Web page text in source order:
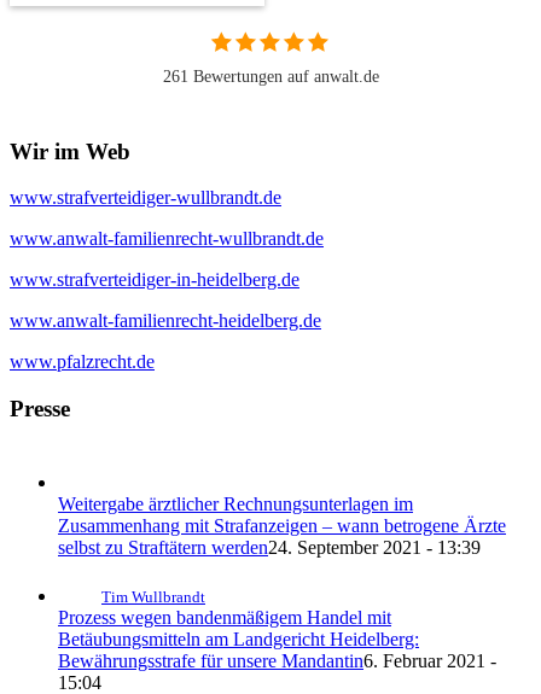
261 Bewertungen auf anwalt.de
Wir im Web
www.strafverteidiger-wullbrandt.de
www.anwalt-familienrecht-wullbrandt.de
www.strafverteidiger-in-heidelberg.de
www.anwalt-familienrecht-heidelberg.de
www.pfalzrecht.de
Presse
Weitergabe ärztlicher Rechnungsunterlagen im
Zusammenhang mit Strafanzeigen – wann betrogene Ärzte
selbst zu Straftätern werden24. September 2021 - 13:39
Tim Wullbrandt
Prozess wegen bandenmäßigem Handel mit
Betäubungsmitteln am Landgericht Heidelberg:
Bewährungsstrafe für unsere Mandantin6. Februar 2021 -
15:04